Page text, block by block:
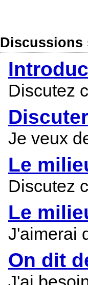
Discussions
Discutez
Je veux
Le
Discutez
Le
J'aimerai
On dit